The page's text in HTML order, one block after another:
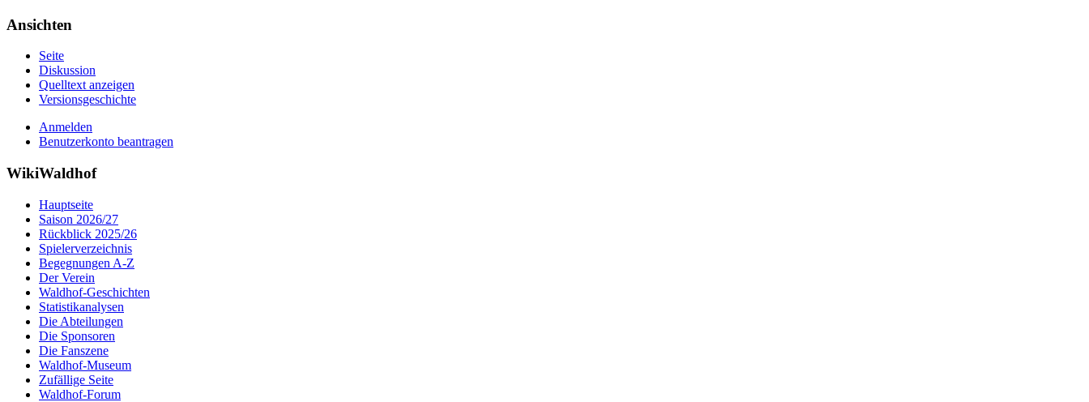
Ansichten
Seite
Diskussion
Quelltext anzeigen
Versionsgeschichte
Anmelden
Benutzerkonto beantragen
WikiWaldhof
Hauptseite
Saison 2026/27
Rückblick 2025/26
Spielerverzeichnis
Begegnungen A-Z
Der Verein
Waldhof-Geschichten
Statistikanalysen
Die Abteilungen
Die Sponsoren
Die Fanszene
Waldhof-Museum
Zufällige Seite
Waldhof-Forum